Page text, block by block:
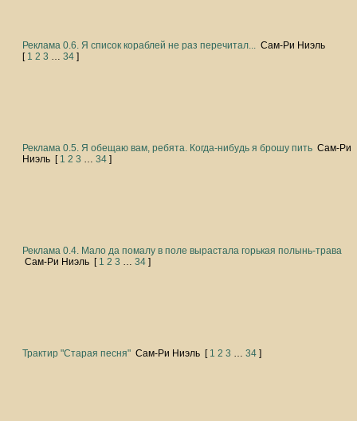
Реклама 0.6. Я список кораблей не раз перечитал... Сам-Ри Ниэль
[ 1 2 3 … 34 ]
Реклама 0.5. Я обещаю вам, ребята. Когда-нибудь я брошу пить Сам-Ри
Ниэль [ 1 2 3 … 34 ]
Реклама 0.4. Мало да помалу в поле вырастала горькая полынь-трава
Сам-Ри Ниэль [ 1 2 3 … 34 ]
Трактир "Старая песня" Сам-Ри Ниэль [ 1 2 3 … 34 ]